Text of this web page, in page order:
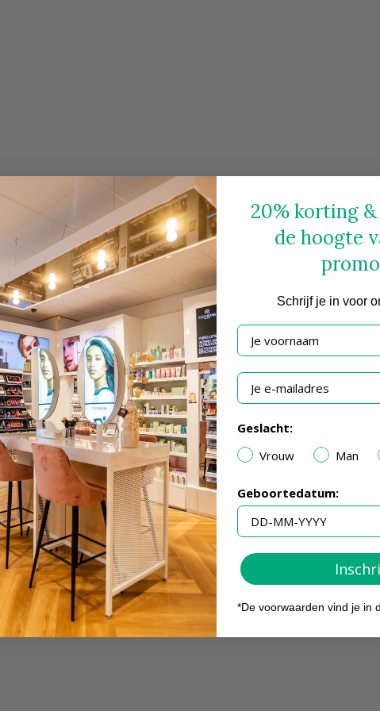
20% korting
de hoogte
Schrijfje in voor
Je voornaam
Je e-mailadres
Geslacht:
Vrouw
Man
Geboortedatum:
*De voorwaarden vind je in